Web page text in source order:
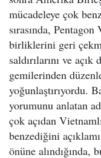
mücadeleye çok
sırasında,
birliklerini geri
saldırılarını ve
gemilerinden
yoğunlaştırıyordu.
yorumunu anlatan
çok açıdan
benzediğini
önüne alındığında,